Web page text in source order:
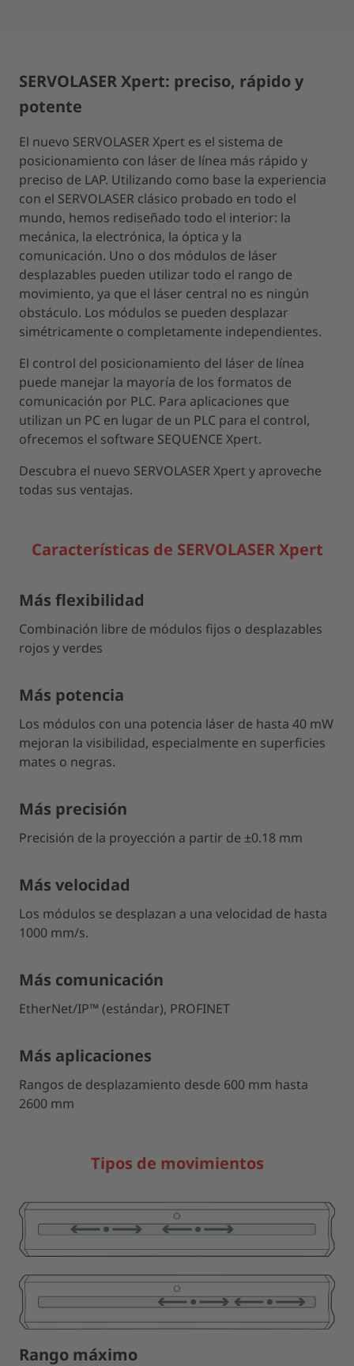
SERVOLASER Xpert: preciso, rápido y
potente
El nuevo SERVOLASER Xpert es el sistema de
posicionamiento con láser de línea más rápido y
preciso de LAP. Utilizando como base la experiencia
con el SERVOLASER clásico probado en todo el
mundo, hemos rediseñado todo el interior: la
mecánica, la electrónica, la óptica y la
comunicación. Uno o dos módulos de láser
desplazables pueden utilizar todo el rango de
movimiento, ya que el láser central no es ningún
obstáculo. Los módulos se pueden desplazar
simétricamente o completamente independientes.
El control del posicionamiento del láser de línea
puede manejar la mayoría de los formatos de
comunicación por PLC. Para aplicaciones que
utilizan un PC en lugar de un PLC para el control,
ofrecemos el software SEQUENCE Xpert.
Descubra el nuevo SERVOLASER Xpert y aproveche
todas sus ventajas.
Características de SERVOLASER Xpert
Más flexibilidad
Combinación libre de módulos fijos o desplazables
rojos y verdes
Más potencia
Los módulos con una potencia láser de hasta 40 mW
mejoran la visibilidad, especialmente en superficies
mates o negras.
Más precisión
Precisión de la proyección a partir de ±0.18 mm
Más velocidad
Los módulos se desplazan a una velocidad de hasta
1000 mm/s.
Más comunicación
EtherNet/IP™ (estándar), PROFINET
Más aplicaciones
Rangos de desplazamiento desde 600 mm hasta
2600 mm
Tipos de movimientos
Rango máximo